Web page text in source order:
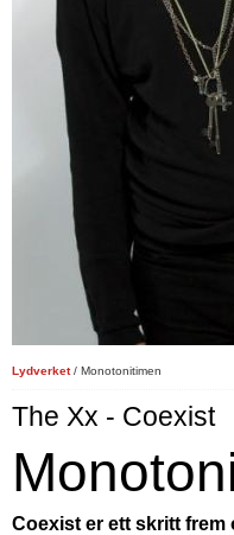
Lydverket/ Monotonitimen
The Xx - Coexist
Coexist er ett skritt